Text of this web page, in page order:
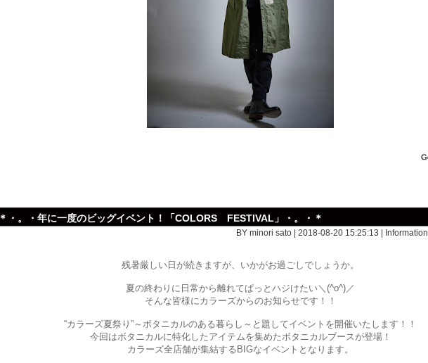
＊・。・年に一度のビッグイベント！「COLORS FESTIVAL」・。・＊
BY minori sato | 2018-08-20 15:25:13 | Information
残暑厳しい日が続きますが、いかがお過ごしでしょうか。
夏の終わりに日常から離れてぱっとハジけたい＼(^o^)／
そんな皆様にカラーズからのお知らせです！！
“カラーズ夏祭り”～ボタニカルのある暮らし～と題してイベントを開催いたします！！
今回はボタニカルに特化したアイテムを集めたボタニカルブースが登場！
カラーズ全店舗が集結するBIGなイベントとなります。